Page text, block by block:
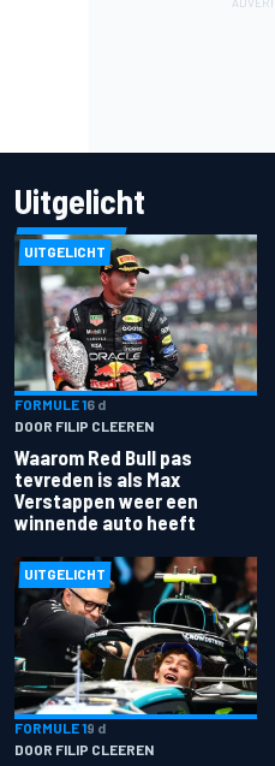
Uitgelicht
UITGELICHT
FORMULE 16 d
DOOR FILIP CLEEREN
Waarom Red Bull pas
tevreden is als Max
Verstappen weer een
winnende auto heeft
UITGELICHT
FORMULE 19 d
DOOR FILIP CLEEREN